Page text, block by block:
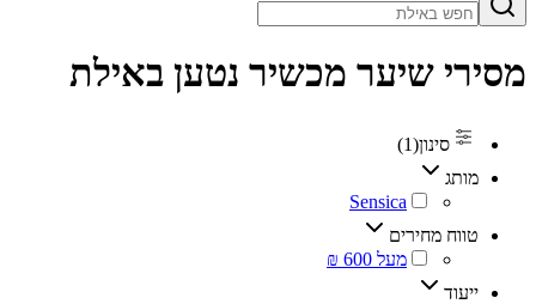
מסירי שיער ‏מכשיר נטען באילת
סינון(
1
)
מותג
טווח מחירים
‏מעל 600 ₪
ייעוד